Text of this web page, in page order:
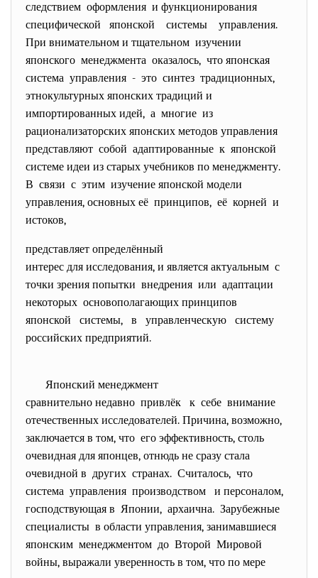
следствием оформления и функционирования
специфической японской системы управления.
При внимательном и тщательном изучении
японского менеджмента оказалось, что японская
система управления - это синтез традиционных,
этнокультурных японских традиций и
импортированных идей, а многие из
рационализаторских японских методов управления
представляют собой адаптированные к японской
системе идеи из старых учебников по менеджменту.
В связи с этим изучение японской модели
управления, основных её принципов, её корней и
истоков,
представляет определённый
интерес для исследования, и является актуальным с
точки зрения попытки внедрения или адаптации
некоторых основополагающих принципов
японской системы, в управленческую систему
российских предприятий.
Японский менеджмент
сравнительно недавно привлёк
к себе внимание
отечественных исследователей. Причина, возможно,
заключается в том, что его эффективность, столь
очевидная для японцев, отнюдь не сразу стала
очевидной в других странах. Считалось, что
система управления производством и персоналом,
господствующая в Японии, архаична. Зарубежные
специалисты в области управления, занимавшиеся
японским менеджментом до Второй Мировой
войны, выражали уверенность в том, что по мере